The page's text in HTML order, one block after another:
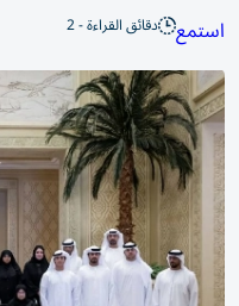
استمع دقائق القراءة - 2